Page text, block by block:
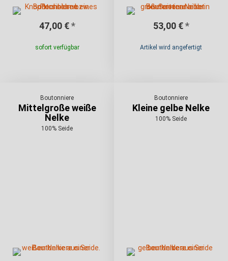
47,00 € *
sofort verfügbar
53,00 € *
Artikel wird angefertigt
Boutonniere
Mittelgroße weiße
Nelke
100% Seide
Boutonniere
Kleine gelbe Nelke
100% Seide